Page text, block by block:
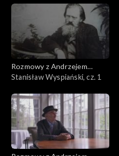
Rozmowy z Andrzejem
Doboszem
Stanisław Wyspiański, cz. 1